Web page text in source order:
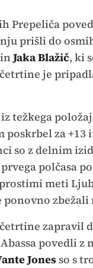
Prepeliča
prišli do
inJaka Blažič, ki
je
težkega
poskrbel za +13
so z delnim
polčasa
meti
zbežali
zapravil
povedli z
Jonesso s